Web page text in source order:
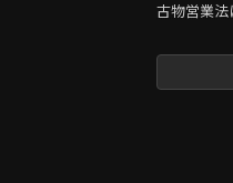
古物営業法
検